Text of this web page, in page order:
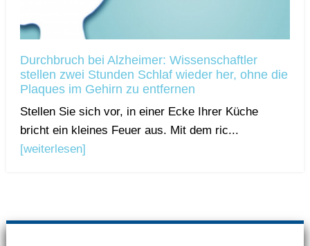
Durchbruch bei Alzheimer: Wissenschaftler
stellen zwei Stunden Schlaf wieder her, ohne die
Plaques im Gehirn zu entfernen
Stellen Sie sich vor, in einer Ecke Ihrer Küche
bricht ein kleines Feuer aus. Mit dem ric...
[weiterlesen]